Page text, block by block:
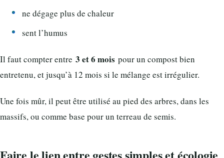
ne dégage plus de chaleur
sent l’humus
Il faut compter entre 3 et 6 mois pour un compost bien
entretenu, et jusqu’à 12 mois si le mélange est irrégulier.
Une fois mûr, il peut être utilisé au pied des arbres, dans les
massifs, ou comme base pour un terreau de semis.